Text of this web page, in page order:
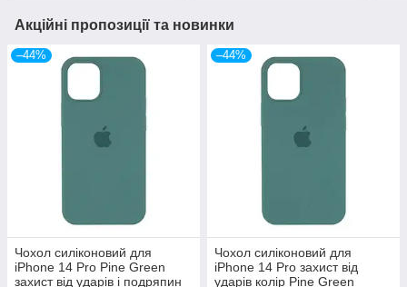
Акційні пропозиції та новинки
–44%
Чохол силіконовий для
iPhone 14 Pro Pine Green
захист від ударів і подряпин
–44%
Чохол силіконовий для
iPhone 14 Pro захист від
ударів колір Pine Green